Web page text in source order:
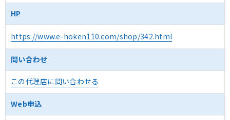
HP
https://www.e-hoken110.com/shop/342.html
問い合わせ
この代理店に問い合わせる
Web申込